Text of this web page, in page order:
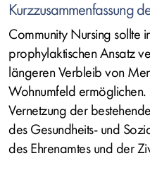
Kurzzusammenfassung
Community Nursing sollte
prophylaktischen Ansatz
längeren Verbleib von
Wohnumfeld
Vernetzung der
des Gesundheits- und
des Ehrenamtes und der